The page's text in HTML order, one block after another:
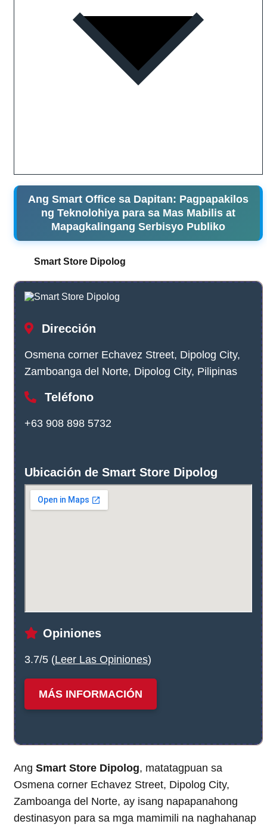
Ang Smart Office sa Dapitan: Pagpapakilos
ng Teknolohiya para sa Mas Mabilis at
Mapagkalingang Serbisyo Publiko
Smart Store Dipolog
Dirección
Osmena corner Echavez Street, Dipolog City,
Zamboanga del Norte, Dipolog City, Pilipinas
Teléfono
+63 908 898 5732
Ubicación de Smart Store Dipolog
Opiniones
3.7/5 (Leer Las Opiniones)
MÁS INFORMACIÓN
Ang Smart Store Dipolog, matatagpuan sa
Osmena corner Echavez Street, Dipolog City,
Zamboanga del Norte, ay isang napapanahong
destinasyon para sa mga mamimili na naghahanap